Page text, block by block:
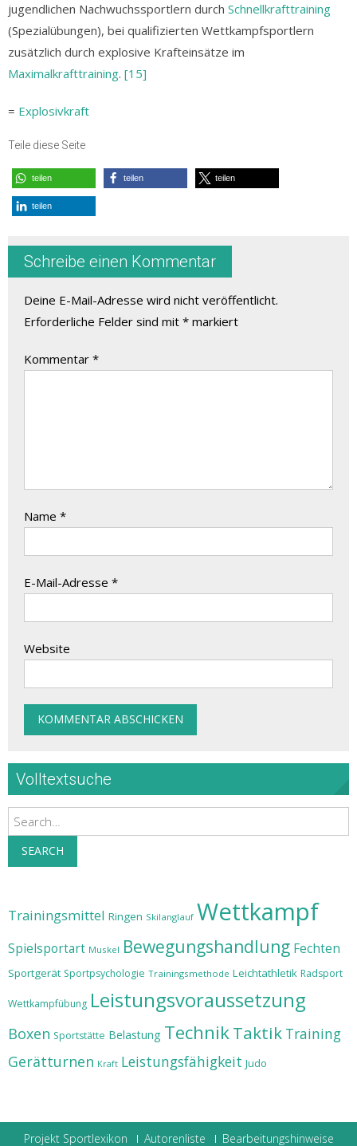
jugendlichen Nachwuchssportlern durch Schnellkrafttraining
(Spezialübungen), bei qualifizierten Wettkampfsportlern
zusätzlich durch explosive Krafteinsätze im
Maximalkrafttraining. [15]
= Explosivkraft
Teile diese Seite
teilen teilen teilen
teilen
Schreibe einen Kommentar
Deine E-Mail-Adresse wird nicht veröffentlicht.
Erforderliche Felder sind mit * markiert
Kommentar *
Name *
E-Mail-Adresse *
Website
Volltextsuche
Search
SEARCH
Trainingsmittel Ringen Skilanglauf Wettkampf
Spielsportart Muskel Bewegungshandlung Fechten
Sportgerät Sportpsychologie Trainingsmethode Leichtathletik Radsport
Wettkampfübung Leistungsvoraussetzung
Boxen Sportstätte Belastung TechnikTaktik Training
Gerätturnen Kraft Leistungsfähigkeit Judo
Projekt Sportlexikon Autorenliste Bearbeitungshinweise